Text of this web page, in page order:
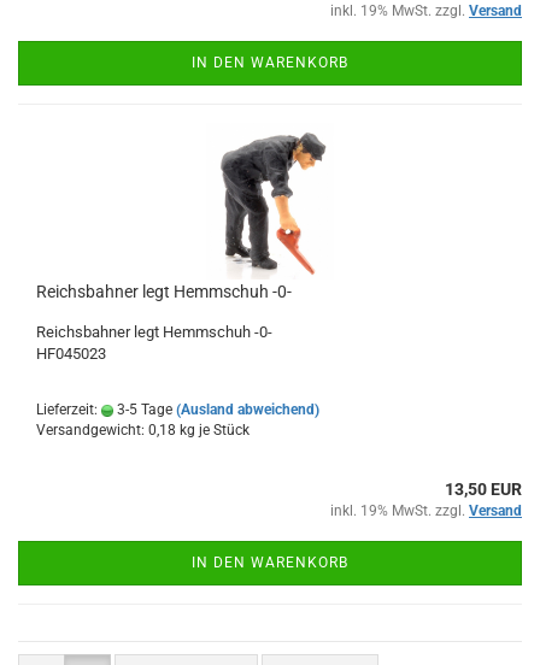
inkl. 19% MwSt. zzgl. Versand
IN DEN WARENKORB
Reichsbahner legt Hemmschuh -0-
Reichsbahner legt Hemmschuh -0-
HF045023
Lieferzeit: 3-5 Tage (Ausland abweichend)
Versandgewicht: 0,18 kg je Stück
13,50 EUR
inkl. 19% MwSt. zzgl. Versand
IN DEN WARENKORB